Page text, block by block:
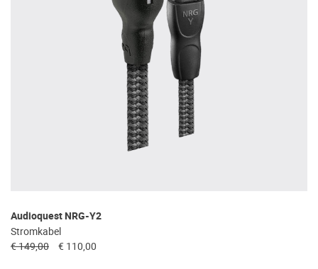
Audioquest NRG-Y2
Stromkabel
€ 149,00
€ 110,00